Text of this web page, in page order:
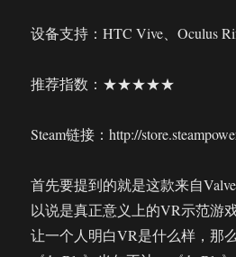
设备支持：HTC Vive、Oculus
推荐指数：★★★★★
Steam链接：http://
首先要提到的就是这款来自
以说是真正意义上的VR示范游
让一个人明白VR是什么样，那